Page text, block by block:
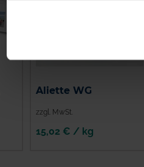
Aliette WG
zzgl. MwSt.
15,02 € / kg